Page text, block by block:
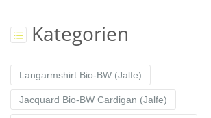
Kategorien
Langarmshirt Bio-BW (Jalfe)
Jacquard Bio-BW Cardigan (Jalfe)